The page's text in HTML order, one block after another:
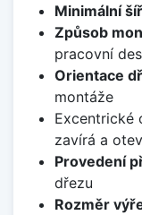
Minimální
Způsob
pracovní
Orientace
montáže
Excentrické
zavírá a
Provedení
dřezu
Rozměr